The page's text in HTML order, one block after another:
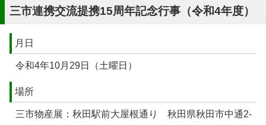
三市連携交流提携15周年記念行事（令和4年度）
月日
令和4年10月29日（土曜日）
場所
三市物産展：秋田駅前大屋根通り 秋田県秋田市中通2-